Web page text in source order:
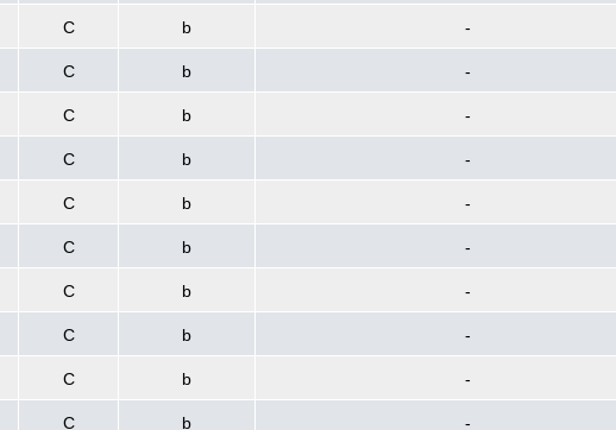
C b -
C b -
C b -
C b -
C b -
C b -
C b -
C b -
C b -
C b -